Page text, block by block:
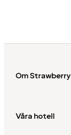
Om Strawberry
Våra hotell